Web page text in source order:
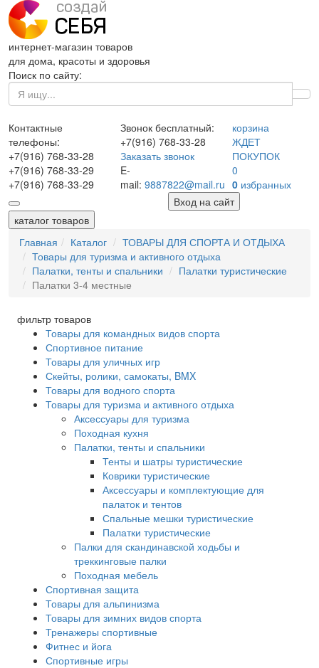
интернет-магазин товаров
для дома, красоты и здоровья
Поиск по сайту:
Контактные
телефоны:
+7(916) 768-33-28
+7(916) 768-33-29
+7(916) 768-33-29
Звонок бесплатный:
+7(916) 768-33-28
Заказать звонок
E-
mail: 9887822@mail.ru
корзина
ЖДЕТ
ПОКУПОК
0
0избранных
Вход на сайт
каталог товаров
Главная
Каталог
ТОВАРЫ ДЛЯ СПОРТА И ОТДЫХА
Товары для туризма и активного отдыха
Палатки, тенты и спальники
Палатки туристические
Палатки 3-4 местные
фильтр товаров
Товары для командных видов спорта
Спортивное питание
Товары для уличных игр
Скейты, ролики, самокаты, BMX
Товары для водного спорта
Товары для туризма и активного отдыха
Аксессуары для туризма
Походная кухня
Палатки, тенты и спальники
Тенты и шатры туристические
Коврики туристические
Аксессуары и комплектующие для
палаток и тентов
Спальные мешки туристические
Палатки туристические
Палки для скандинавской ходьбы и
треккинговые палки
Походная мебель
Спортивная защита
Товары для альпинизма
Товары для зимних видов спорта
Тренажеры спортивные
Фитнес и йога
Спортивные игры